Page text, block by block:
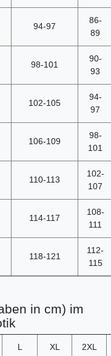
94-97
86-
89
98-101
90-
93
102-105
94-
97
106-109
98-
101
110-113
102-
107
114-117
108-
111
118-121
112-
115
in cm) im
L XL 2XL